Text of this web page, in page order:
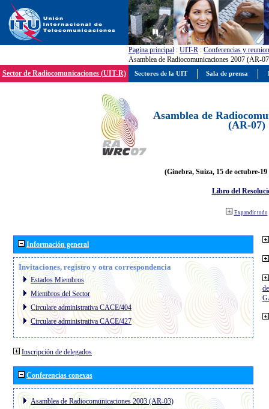
Pagína principal : UIT-R : Conferencias y
Asamblea de Radiocomunicaciones 2007 (AR-
Sector de Radiocomunicaciones (UIT-R)
Asamblea de
(AR-07)
(Ginebra, Suiza, 15 de octubre-19
Libro del
Expandir todo
Información general
Invitaciones, registro y otra correspondencia
Estados Miembros
Miembros del Sector
Circulare administrativa CACE/404
Circulare administrativa CACE/427
Inscripción de delegados
Conferencias conexas
Asamblea de Radiocomunicaciones 2003 (AR-03)
Sectores de la UIT Sala de prensa